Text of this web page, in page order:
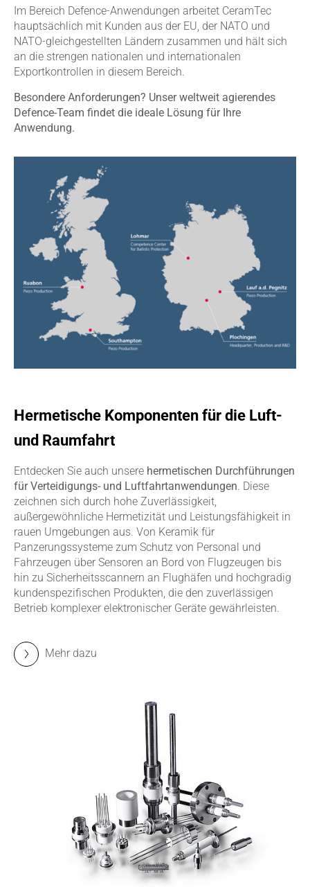
Im Bereich Defence-Anwendungen arbeitet CeramTec
hauptsächlich mit Kunden aus der EU, der NATO und
NATO-gleichgestellten Ländern zusammen und hält sich
an die strengen nationalen und internationalen
Exportkontrollen in diesem Bereich.
Besondere Anforderungen? Unser weltweit agierendes
Defence-Team findet die ideale Lösung für Ihre
Anwendung.
Hermetische Komponenten für die Luft-
und Raumfahrt
Entdecken Sie auch unsere hermetischen Durchführungen
für Verteidigungs- und Luftfahrtanwendungen. Diese
zeichnen sich durch hohe Zuverlässigkeit,
außergewöhnliche Hermetizität und Leistungsfähigkeit in
rauen Umgebungen aus. Von Keramik für
Panzerungssysteme zum Schutz von Personal und
Fahrzeugen über Sensoren an Bord von Flugzeugen bis
hin zu Sicherheitsscannern an Flughäfen und hochgradig
kundenspezifischen Produkten, die den zuverlässigen
Betrieb komplexer elektronischer Geräte gewährleisten.
Mehr dazu